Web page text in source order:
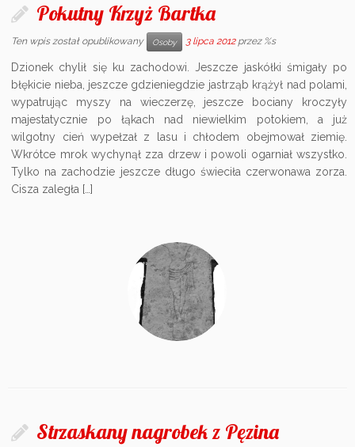
Pokutny Krzyż Bartka
Ten wpis został opublikowany Osoby 3 lipca 2012 przez %s
Dzionek chylił się ku zachodowi. Jeszcze jaskółki śmigały po
błękicie nieba, jeszcze gdzieniegdzie jastrząb krążył nad polami,
wypatrując myszy na wieczerzę, jeszcze bociany kroczyły
majestatycznie po łąkach nad niewielkim potokiem, a już
wilgotny cień wypełzał z lasu i chłodem obejmował ziemię.
Wkrótce mrok wychynął zza drzew i powoli ogarniał wszystko.
Tylko na zachodzie jeszcze długo świeciła czerwonawa zorza.
Cisza zaległa […]
Strzaskany nagrobek z Pęzina